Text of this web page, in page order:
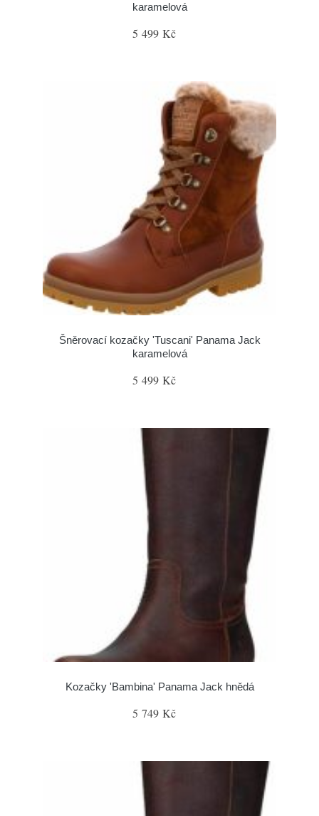
karamelová
5 499 Kč
Šněrovací kozačky 'Tuscani' Panama Jack
karamelová
5 499 Kč
Kozačky 'Bambina' Panama Jack hnědá
5 749 Kč